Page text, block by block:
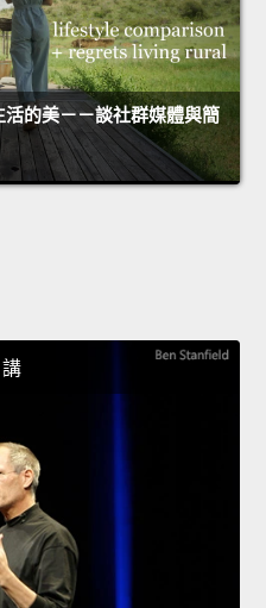
活的美－－談社群媒體與簡